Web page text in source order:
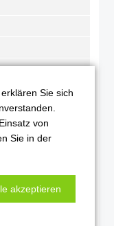
Sie sich
von
Sie in der
akzeptieren